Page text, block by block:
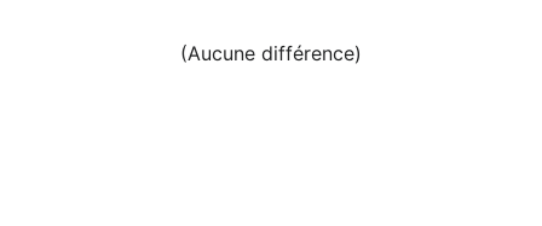
(Aucune différence)